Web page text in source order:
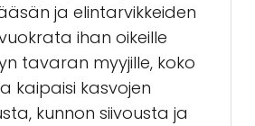
ja elintarvikkeiden
ihan oikeille
tavaran myyjille, koko
kaipaisi kasvojen
kunnon siivousta ja